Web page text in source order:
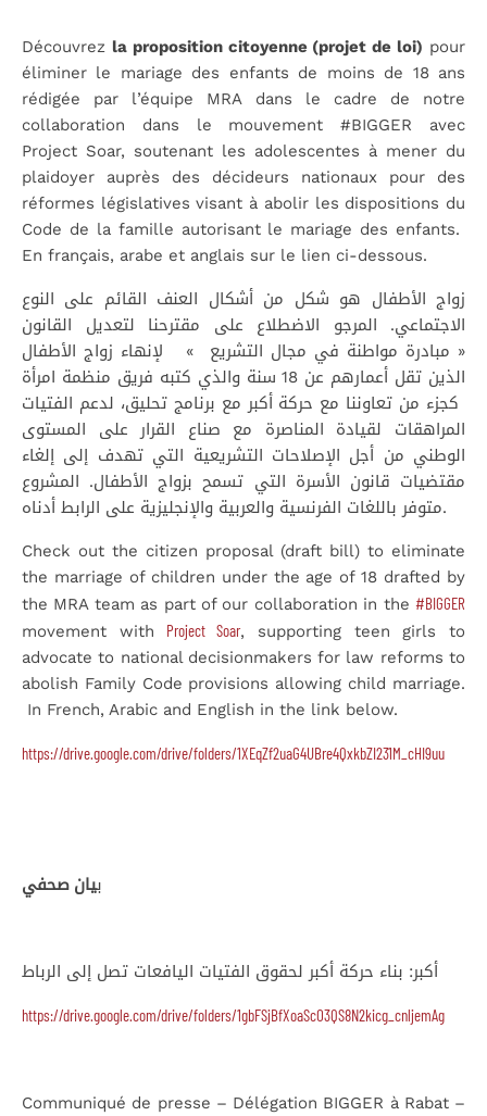
Découvrez la proposition citoyenne (projet de loi) pour
éliminer le mariage des enfants de moins de 18 ans
rédigée par l’équipe MRA dans le cadre de notre
collaboration dans le mouvement #BIGGER avec
Project Soar, soutenant les adolescentes à mener du
plaidoyer auprès des décideurs nationaux pour des
réformes législatives visant à abolir les dispositions du
Code de la famille autorisant le mariage des enfants.
En français, arabe et anglais sur le lien ci-dessous.
زواج الأطفال هو شكل من أشكال العنف القائم على النوع
الاجتماعي. المرجو الاضطلاع على مقترحنا لتعديل القانون
« مبادرة مواطنة في مجال التشريع » لإنهاء زواج الأطفال
الذين تقل أعمارهم عن 18 سنة والذي كتبه فريق منظمة امرأة
كجزء من تعاوننا مع حركة أكبر مع برنامج تحليق، لدعم الفتيات
المراهقات لقيادة المناصرة مع صناع القرار على المستوى
الوطني من أجل الإصلاحات التشريعية التي تهدف إلى إلغاء
مقتضيات قانون الأسرة التي تسمح بزواج الأطفال. المشروع
متوفر باللغات الفرنسية والعربية والإنجليزية على الرابط أدناه.
Check out the citizen proposal (draft bill) to eliminate
the marriage of children under the age of 18 drafted by
the MRA team as part of our collaboration in the #BIGGER
movement with Project Soar, supporting teen girls to
advocate to national decisionmakers for law reforms to
abolish Family Code provisions allowing child marriage.
In French, Arabic and English in the link below.
https://drive.google.com/drive/folders/1XEqZf2uaG4UBre4QxkbZI231M_cHI9uu
بيان صحفي
أكبر: بناء حركة أكبر لحقوق الفتيات اليافعات تصل إلى الرباط
https://drive.google.com/drive/folders/1gbFSjBfXoaScO3QS8N2kicg_cnljemAg
Communiqué de presse – Délégation BIGGER à Rabat –